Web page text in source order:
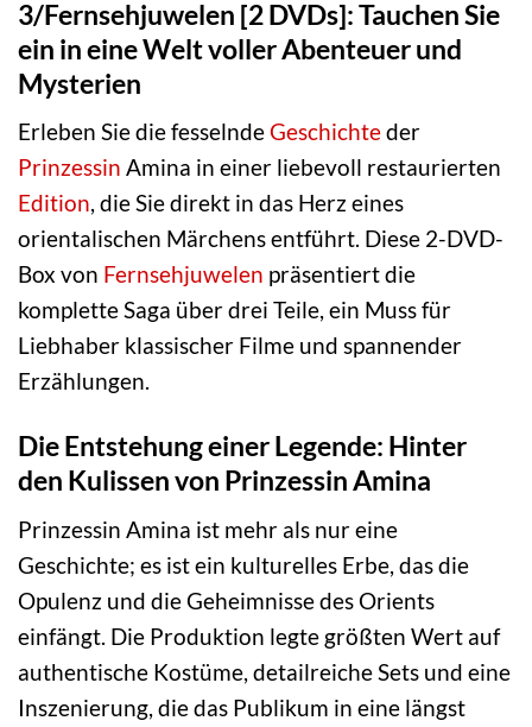
3/Fernsehjuwelen [2 DVDs]: Tauchen Sie
ein in eine Welt voller Abenteuer und
Mysterien
Erleben Sie die fesselndeGeschichteder
Prinzessin Amina in einer liebevoll restaurierten
Edition, die Sie direkt in das Herz eines
orientalischen Märchens entführt. Diese 2-DVD-
Box von Fernsehjuwelen präsentiert die
komplette Saga über drei Teile, ein Muss für
Liebhaber klassischer Filme und spannender
Erzählungen.
Die Entstehung einer Legende: Hinter
den Kulissen von Prinzessin Amina
Prinzessin Amina ist mehr als nur eine
Geschichte; es ist ein kulturelles Erbe, das die
Opulenz und die Geheimnisse des Orients
einfängt. Die Produktion legte größten Wert auf
authentische Kostüme, detailreiche Sets und eine
Inszenierung, die das Publikum in eine längst